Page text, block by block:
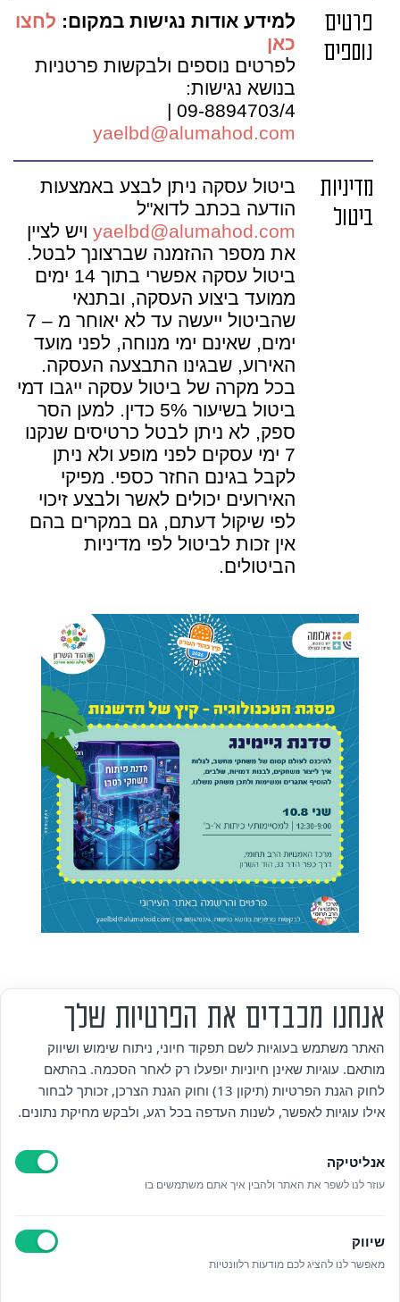
פרטים
נוספים
למידע אודות נגישות במקום: לחצו
כאן
לפרטים נוספים ולבקשות פרטניות
בנושא נגישות:
09-8894703/4 |
yaelbd@alumahod.com
מדיניות
ביטול
ביטול עסקה ניתן לבצע באמצעות
הודעה בכתב לדוא"ל
yaelbd@alumahod.com ויש לציין
את מספר ההזמנה שברצונך לבטל.
ביטול עסקה אפשרי בתוך 14 ימים
ממועד ביצוע העסקה, ובתנאי
שהביטול ייעשה עד לא יאוחר מ – 7
ימים, שאינם ימי מנוחה, לפני מועד
האירוע, שבגינו התבצעה העסקה.
בכל מקרה של ביטול עסקה ייגבו דמי
ביטול בשיעור 5% כדין. למען הסר
ספק, לא ניתן לבטל כרטיסים שנקנו
7 ימי עסקים לפני מופע ולא ניתן
לקבל בגינם החזר כספי. מפיקי
האירועים יכולים לאשר ולבצע זיכוי
לפי שיקול דעתם, גם במקרים בהם
אין זכות לביטול לפי מדיניות
הביטולים.
אזור אישי
מדיניות פרטיות
הצהרת נגישות
ניהול עוגיות
אנחנו מכבדים את הפרטיות שלך
האתר משתמש בעוגיות לשם תפקוד חיוני, ניתוח שימוש ושיווק
מותאם. עוגיות שאינן חיוניות יופעלו רק לאחר הסכמה. בהתאם
לחוק הגנת הפרטיות (תיקון 13) וחוק הגנת הצרכן, זכותך לבחור
אילו עוגיות לאפשר, לשנות העדפה בכל רגע, ולבקש מחיקת נתונים.
אנליטיקה
עוזר לנו לשפר את האתר ולהבין איך אתם משתמשים בו
שיווק
מאפשר לנו להציג לכם מודעות רלוונטיות